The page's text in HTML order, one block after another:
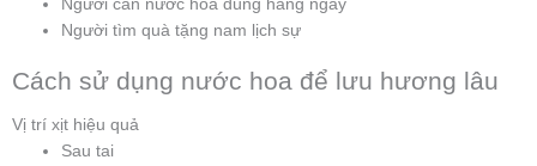
Người cần nước hoa dùng hằng ngày
Người tìm quà tặng nam lịch sự
Cách sử dụng nước hoa để lưu hương lâu
Vị trí xịt hiệu quả
Sau tai